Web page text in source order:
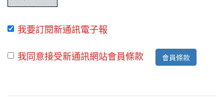
我要訂閱新通訊電子報
我同意接受新通訊網站會員條款
會員條款